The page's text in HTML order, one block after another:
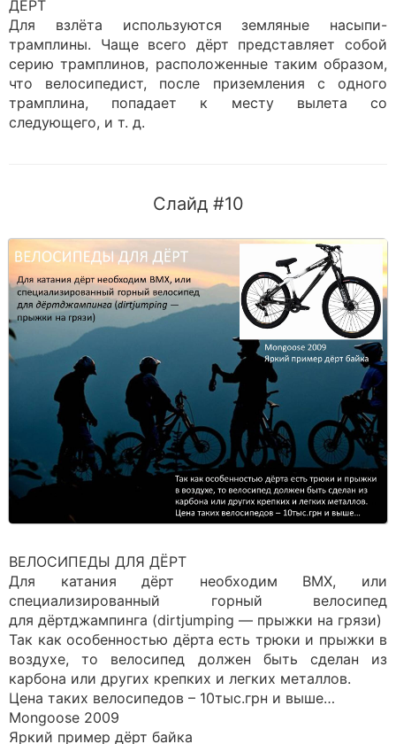
ДЁРТ
Для взлёта используются земляные насыпи-
трамплины. Чаще всего дёрт представляет собой
серию трамплинов, расположенные таким образом,
что велосипедист, после приземления с одного
трамплина, попадает к месту вылета со
следующего, и т. д.
Слайд #10
ВЕЛОСИПЕДЫ ДЛЯ ДЁРТ
Для катания дёрт необходим BMX, или
специализированный горный велосипед
для дёртджампинга (dirtjumping — прыжки на грязи)
Так как особенностью дёрта есть трюки и прыжки в
воздухе, то велосипед должен быть сделан из
карбона или других крепких и легких металлов.
Цена таких велосипедов – 10тыс.грн и выше…
Mongoose 2009
Яркий пример дёрт байка